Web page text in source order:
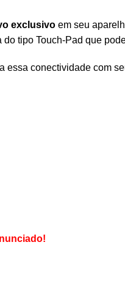
exclusivo em seu
tipo Touch-Pad que
essa conectividade com